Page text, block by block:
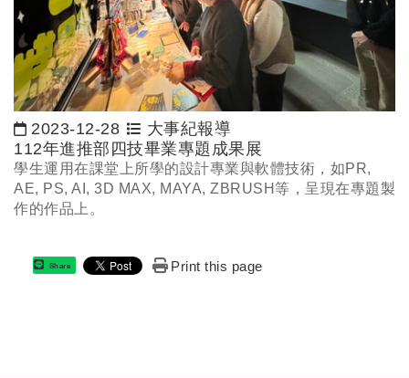
日期：
2023-12-28
大事紀報導
112年進推部四技畢業專題成果展
學生運用在課堂上所學的設計專業與軟體技術，如PR,
AE, PS, AI, 3D MAX, MAYA, ZBRUSH等，呈現在專題製
作的作品上。
Share Print this page